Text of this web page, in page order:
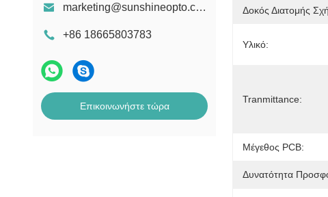
marketing@sunshineopto.com
+86 18665803783
Επικοινωνήστε τώρα
Δοκός Διατομής
Υλικό:
Tranmittance:
Μέγεθος PCB:
Δυνατότητα